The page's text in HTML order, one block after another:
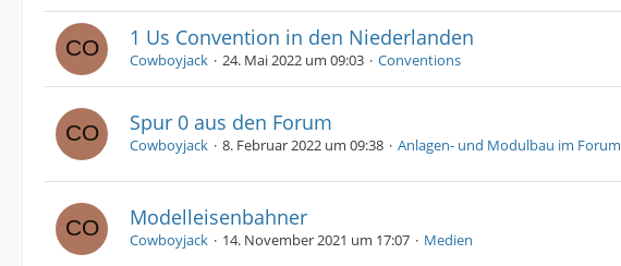
1 Us Convention in den Niederlanden
Cowboyjack 24. Mai 2022 um 09:03 Conventions
Spur 0 aus den Forum
Cowboyjack 8. Februar 2022 um 09:38 Anlagen- und Modulbau im Forum
Modelleisenbahner
Cowboyjack 14. November 2021 um 17:07 Medien